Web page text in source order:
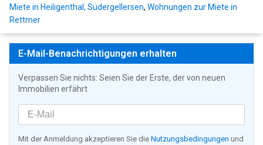
Miete in Heiligenthal, Südergellersen, Wohnungen zur Miete in
Rettmer
E-Mail-Benachrichtigungen erhalten
Verpassen Sie nichts: Seien Sie der Erste, der von neuen
Immobilien erfährt
Mit der Anmeldung akzeptieren Sie die Nutzungsbedingungen und